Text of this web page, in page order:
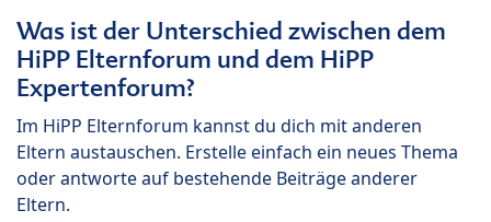
Was ist der Unterschied zwischen dem
HiPP Elternforum und dem HiPP
Expertenforum?
Im HiPP Elternforum kannst du dich mit anderen
Eltern austauschen. Erstelle einfach ein neues Thema
oder antworte auf bestehende Beiträge anderer
Eltern.